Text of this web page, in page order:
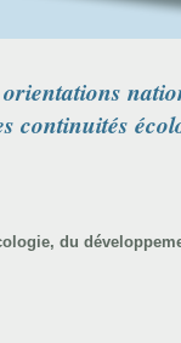
continuités
du